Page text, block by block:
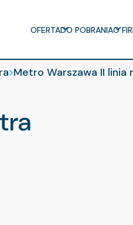
OFERTADO POBRANIAO
Metro Warszawa II linia